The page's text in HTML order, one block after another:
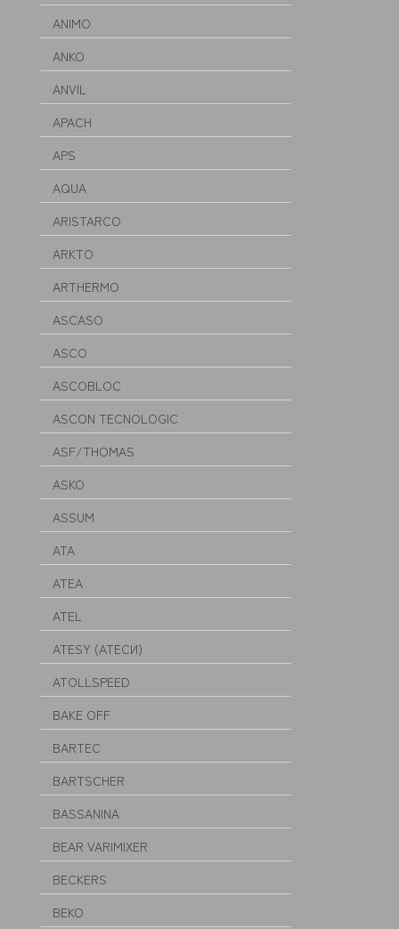
ANIMO
ANKO
ANVIL
APACH
APS
AQUA
ARISTARCO
ARKTO
ARTHERMO
ASCASO
ASCO
ASCOBLOC
ASCON TECNOLOGIC
ASF/THOMAS
ASKO
ASSUM
ATA
ATEA
ATEL
ATESY (АТЕСИ)
ATOLLSPEED
BAKE OFF
BARTEC
BARTSCHER
BASSANINA
BEAR VARIMIXER
BECKERS
BEKO